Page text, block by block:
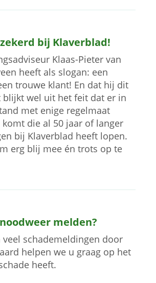
bij Klaverblad!
Klaas-Pieter van
heeft als slogan: een
trouwe klant! En dat hij dit
blijkt wel uit het feit dat er in
met enige regelmaat
die al 50 jaar of langer
bij Klaverblad heeft lopen.
erg blij mee én trots op te
bij Klaverblad!
melden?
veel schademeldingen door
helpen we u graag op het
heeft.
melden?